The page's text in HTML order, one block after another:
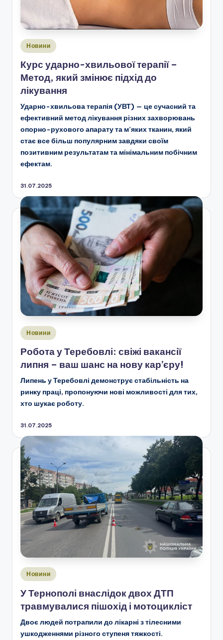
Опубліковано
Новини
Курс ударно-хвильової терапії –
Метод, який змінює підхід до
лікування
Ударно-хвильова терапія (УВТ) — це сучасний та
ефективний метод лікування різних захворювань
опорно-рухового апарату та м’яких тканин, який
стає все більш популярним завдяки своїм
позитивним результатам та мінімальним побічним
ефектам.
31.07.2025
Опубліковано
Новини
Робота у Теребовлі: свіжі вакансії
липня – ваш шанс на нову кар’єру!
Липень у Теребовлі демонструє стабільність на
ринку праці, пропонуючи нові можливості для тих,
хто шукає роботу.
31.07.2025
Опубліковано
Новини
У Тернополі внаслідок двох ДТП
травмувалися пішохід і мотоцикліст
Двоє людей потрапили до лікарні з тілесними
ушкодженнями різного ступеня тяжкості.